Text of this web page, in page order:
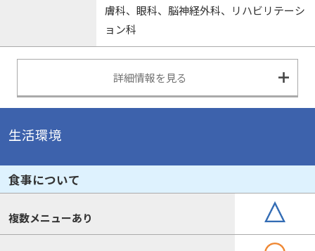
膚科、眼科、脳神経外科、リハビリテーシ
ョン科
詳細情報を見る
生活環境
食事について
複数メニューあり